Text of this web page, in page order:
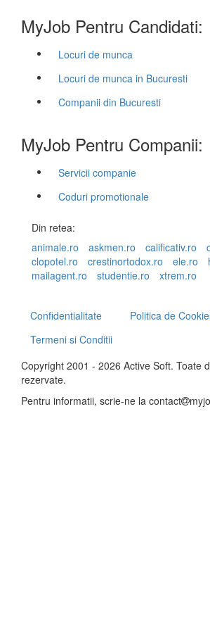
MyJob Pentru Candidati:
Locuri de munca
Locuri de munca in Bucuresti
Companii din Bucuresti
MyJob Pentru Companii:
Servicii companie
Coduri promotionale
Din retea:
animale.ro
askmen.ro calificativ.ro
clopotel.ro
crestinortodox.ro ele.ro
mailagent.ro
studentie.ro xtrem.ro
Confidentialitate
Politica de
Termeni si Conditii
Copyright 2001 - 2026 Active Soft. Toate
rezervate.
Pentru informatii, scrie-ne la contact